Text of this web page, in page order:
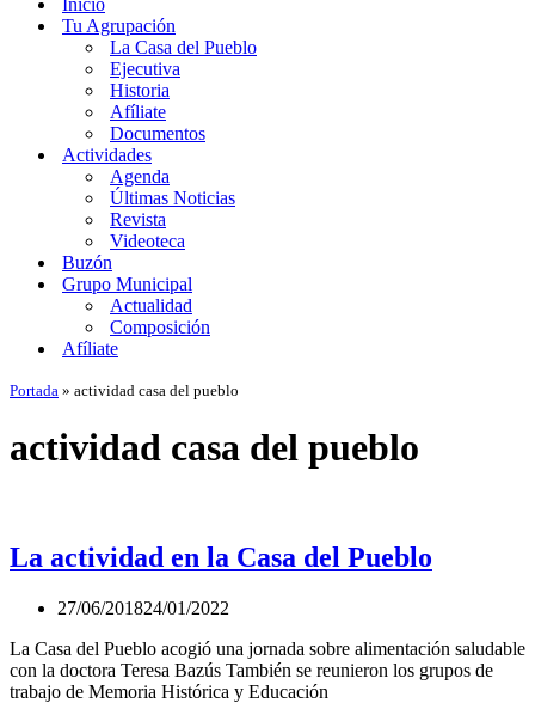
Inicio
Tu Agrupación
La Casa del Pueblo
Ejecutiva
Historia
Afíliate
Documentos
Actividades
Agenda
Últimas Noticias
Revista
Videoteca
Buzón
Grupo Municipal
Actualidad
Composición
Afíliate
Portada » actividad casa del pueblo
actividad casa del pueblo
La actividad en la Casa del Pueblo
27/06/201824/01/2022
La Casa del Pueblo acogió una jornada sobre alimentación saludable
con la doctora Teresa Bazús También se reunieron los grupos de
trabajo de Memoria Histórica y Educación